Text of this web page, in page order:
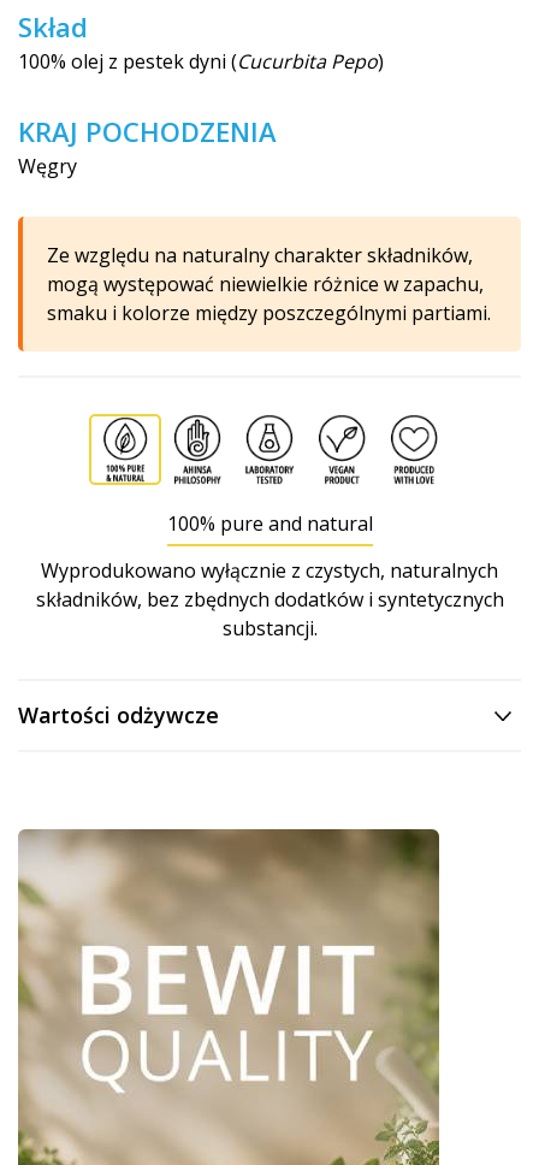
Skład
100% olej z pestek dyni (Cucurbita Pepo)
KRAJ POCHODZENIA
Węgry
Ze względu na naturalny charakter składników,
mogą występować niewielkie różnice w zapachu,
smaku i kolorze między poszczególnymi partiami.
100% pure and natural
Wyprodukowano wyłącznie z czystych, naturalnych
składników, bez zbędnych dodatków i syntetycznych
substancji.
Wartości odżywcze